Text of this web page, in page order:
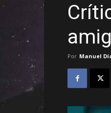
Por Manuel